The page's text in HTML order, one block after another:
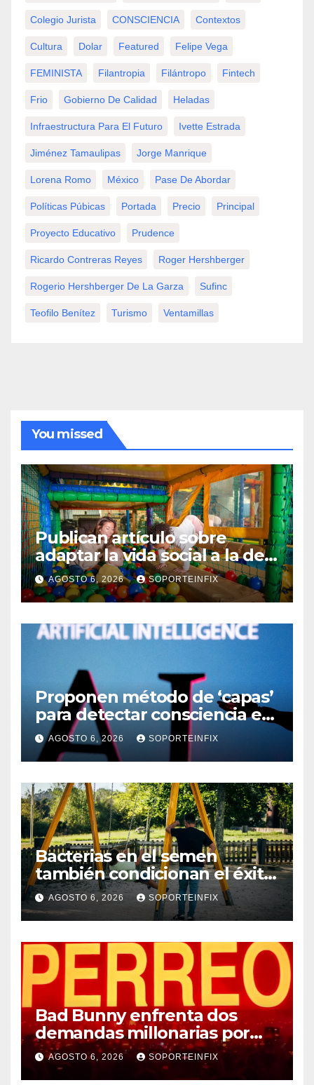
Colegio Jurista CONSCIENCIA Contextos
Cultura Dolar Featured Felipe Vega
FEMINISTA Filantropia Filántropo Fintech
Frio Gobierno De Calidad Heladas
Infraestructura Para El Futuro Ivette Estrada
Jiménez Tamaulipas Jorge Manrique
Lorena Romo México Pase De Abordar
Políticas Púbicas Portada Precio Principal
Proyecto Educativo Prudence
Ricardo Contreras Reyes Roger Hershberger
Rogerio Hershberger De La Garza Sufinc
Teofilo Benítez Turismo Ventamillas
You missed
Publican artículo sobre
adaptar la vida social a la de
los hijos
AGOSTO 6, 2026 SOPORTEINFIX
Proponen método de ‘capas’
para detectar consciencia en
humanos e ingenios
artificiales
AGOSTO 6, 2026 SOPORTEINFIX
Bacterias en el semen
también condicionan el éxito
del embarazo: estudio
cambia el foco al microbioma
seminal
AGOSTO 6, 2026 SOPORTEINFIX
Bad Bunny enfrenta dos
demandas millonarias por
uso no consentido de voces
femeninas
AGOSTO 6, 2026 SOPORTEINFIX